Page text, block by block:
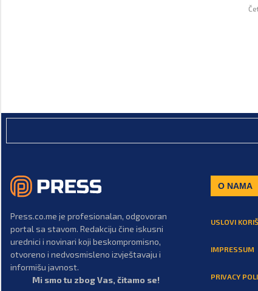
Press.co.me je profesionalan, odgovoran
portal sa stavom. Redakciju čine iskusni
urednici i novinari koji beskompromisno,
otvoreno i nedvosmisleno izvještavaju i
informišu javnost.
Mi smo tu zbog Vas, čitamo se!
O NAMA
USLOVI
IMPRESSUM
PRIVACY